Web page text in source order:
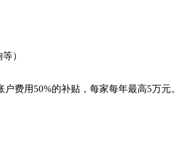
）
费用50%的补贴，每家每年最高5万元。